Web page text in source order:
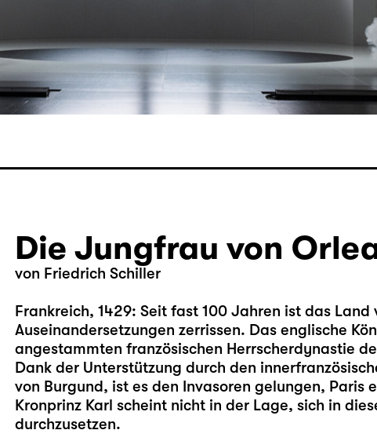
Die Jungfrau von
von Friedrich Schiller
Frankreich, 1429: Seit fast 100 Jahren ist das Land
Auseinandersetzungen zerrissen. Das englische
angestammten französischen Herrscherdynastie
Dank der Unterstützung durch den
von Burgund, ist es den Invasoren gelungen, Paris
Kronprinz Karl scheint nicht in der Lage, sich in
durchzusetzen.